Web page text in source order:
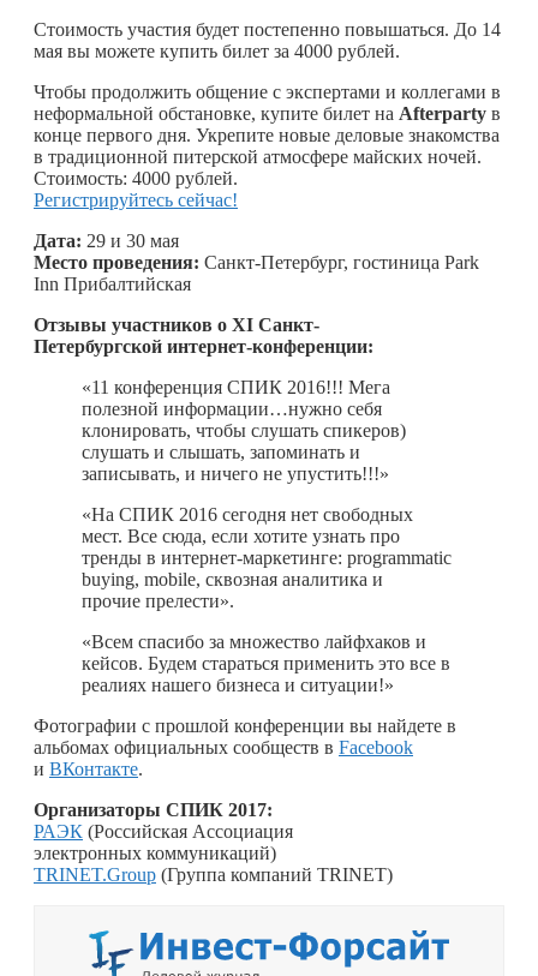
Стоимость участия будет постепенно повышаться. До 14
мая вы можете купить билет за 4000 рублей.
Чтобы продолжить общение с экспертами и коллегами в
неформальной обстановке, купите билет на Afterparty в
конце первого дня. Укрепите новые деловые знакомства
в традиционной питерской атмосфере майских ночей.
Стоимость: 4000 рублей.
Регистрируйтесь сейчас!
Дата: 29 и 30 мая
Место проведения: Санкт-Петербург, гостиница Park
Inn Прибалтийская
Отзывы участников о XI Санкт-
Петербургской интернет-конференции:
«11 конференция СПИК 2016!!! Мега
полезной информации…нужно себя
клонировать, чтобы слушать спикеров)
слушать и слышать, запоминать и
записывать, и ничего не упустить!!!»
«На СПИК 2016 сегодня нет свободных
мест. Все сюда, если хотите узнать про
тренды в интернет-маркетинге: programmatic
buying, mobile, сквозная аналитика и
прочие прелести».
«Всем спасибо за множество лайфхаков и
кейсов. Будем стараться применить это все в
реалиях нашего бизнеса и ситуации!»
Фотографии с прошлой конференции вы найдете в
альбомах официальных сообществ в Facebook
и ВКонтакте.
Организаторы СПИК 2017:
РАЭК (Российская Ассоциация
электронных коммуникаций)
TRINET.Group (Группа компаний TRINET)